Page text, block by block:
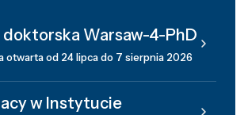
doktorska Warsaw-4-PhD
otwarta od 24 lipca do 7 sierpnia 2026
w Instytucie